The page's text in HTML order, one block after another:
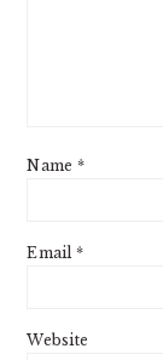
Name *
Email *
Website